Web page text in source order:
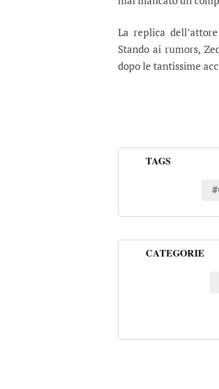
La replica
Stando ai rumors,
dopo le tantissime
TAGS
CATEGORIE